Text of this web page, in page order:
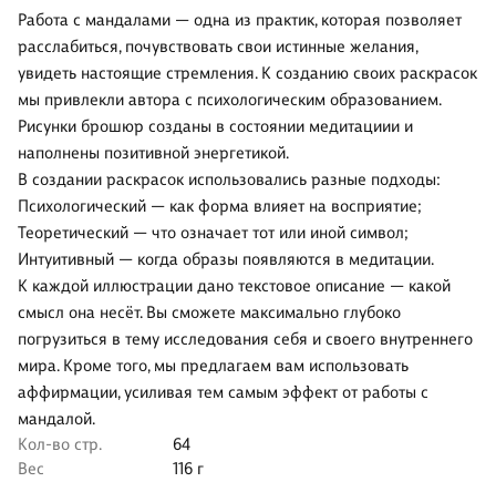
Работа с мандалами — одна из практик, которая позволяет
расслабиться, почувствовать свои истинные желания,
увидеть настоящие стремления. К созданию своих раскрасок
мы привлекли автора с психологическим образованием.
Рисунки брошюр созданы в состоянии медитациии и
наполнены позитивной энергетикой.
В создании раскрасок использовались разные подходы:
Психологический — как форма влияет на восприятие;
Теоретический — что означает тот или иной символ;
Интуитивный — когда образы появляются в медитации.
К каждой иллюстрации дано текстовое описание — какой
смысл она несёт. Вы сможете максимально глубоко
погрузиться в тему исследования себя и своего внутреннего
мира. Кроме того, мы предлагаем вам использовать
аффирмации, усиливая тем самым эффект от работы с
мандалой.
Кол-во стр.
64
Вес
116 г